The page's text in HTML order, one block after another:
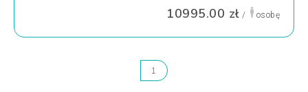
10995.00 zł / osobę
1